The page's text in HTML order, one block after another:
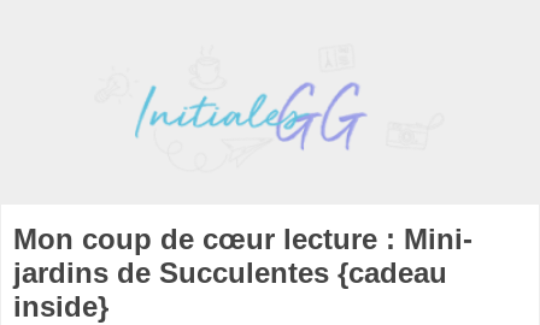
Mon coup de cœur lecture : Mini-
jardins de Succulentes {cadeau
inside}